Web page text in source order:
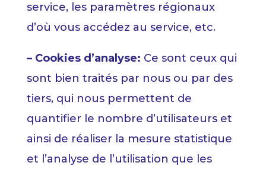
service, les paramètres régionaux
d’où vous accédez au service, etc.
– Cookies d’analyse: Ce sont ceux qui
sont bien traités par nous ou par des
tiers, qui nous permettent de
quantifier le nombre d’utilisateurs et
ainsi de réaliser la mesure statistique
et l’analyse de l’utilisation que les